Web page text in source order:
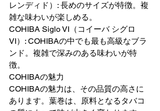
レンディド）: 長めのサイズが特徴。複
雑な味わいが楽しめる。
COHIBA Siglo VI（コイーバ シグロ
VI）: COHIBAの中でも最も高級なブラ
ンド。複雑で深みのある味わいが特
徴。
COHIBAの魅力
COHIBAの魅力は、その品質の高さに
あります。葉巻は、原料となるタバコ